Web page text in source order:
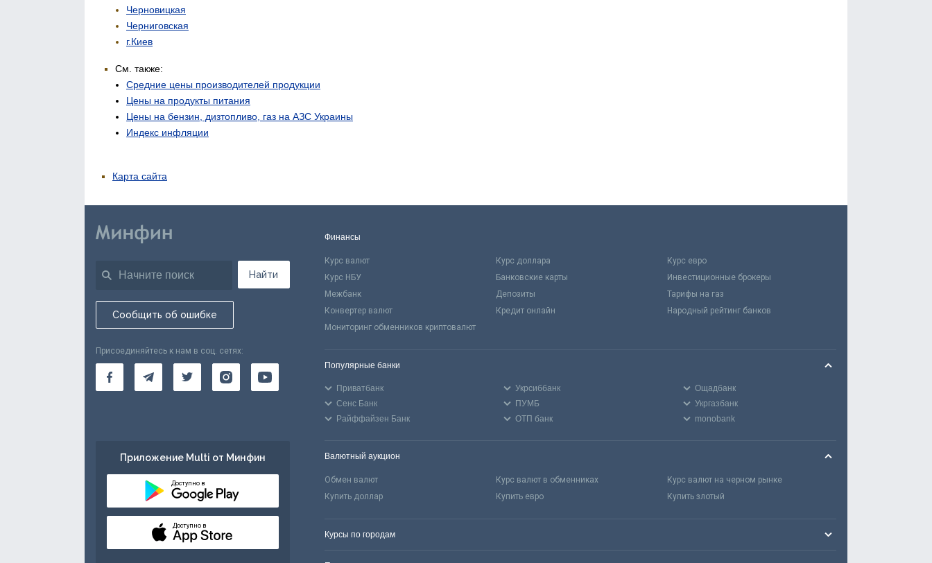
Черновицкая
Черниговская
г.Киев
См. также:
Средние цены производителей продукции
Цены на продукты питания
Цены на бензин, дизтопливо, газ на АЗС Украины
Индекс инфляции
Карта сайта
Найти
Сообщить об ошибке
Присоединяйтесь к нам в соц. сетях:
Приложение Multi от Минфин
Доступно в
Доступно в
Финансы
Курс валют Курс доллара
Курс евро
Курс НБУ
Банковские карты
Инвестиционные брокеры
Межбанк
Депозиты
Тарифы на газ
Конвертер валют
Кредит онлайн
Народный рейтинг банков
Мониторинг обменников криптовалют
Популярные банки
Приватбанк Укрсиббанк
Ощадбанк
Сенс Банк
ПУМБ
Укргазбанк
Райффайзен Банк
ОТП банк monobank
Валютный аукцион
Обмен валют Курс валют в обменниках
Курс валют на черном рынке
Купить доллар
Купить евро Купить злотый
Курсы по городам